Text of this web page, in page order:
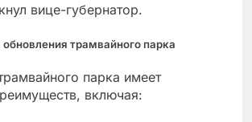
вице-губернатор.
трамвайного парка
парка имеет
включая: